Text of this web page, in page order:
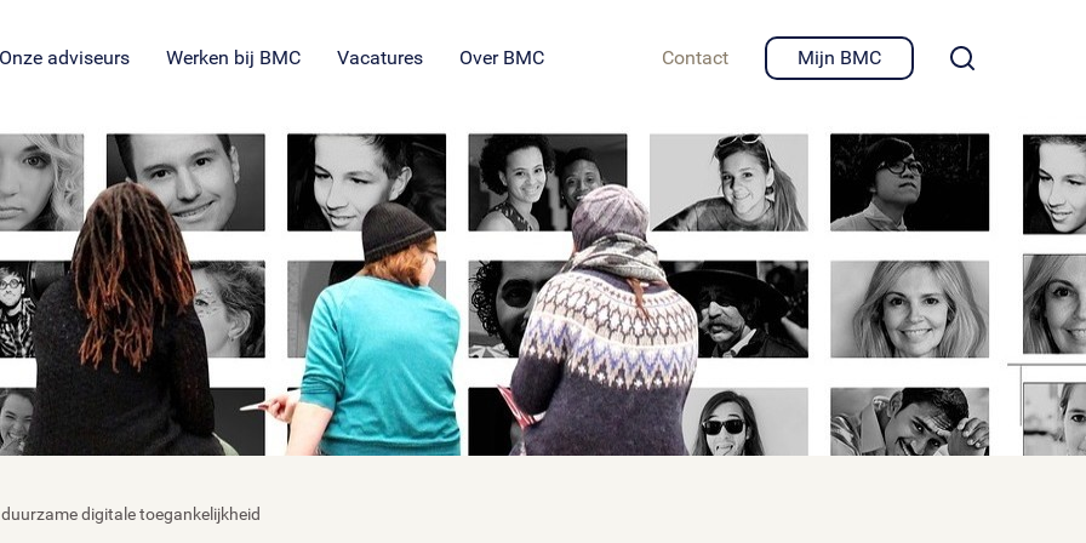
Onze adviseurs Werken bij BMC Vacatures Over BMC
Contact
Mijn BMC
digitale toegankelijkheid